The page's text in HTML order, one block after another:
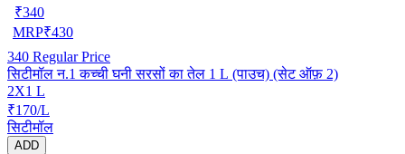
₹340
MRP₹430
340 Regular Price
सिटीमॉल न.1 कच्ची घनी सरसों का तेल 1 L (पाउच) (सेट ऑफ़ 2)
2X1 L
₹170/L
सिटीमॉल
ADD